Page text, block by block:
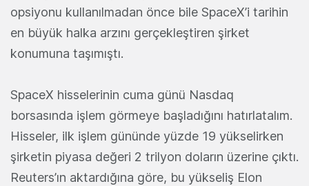
opsiyonu kullanılmadan önce bile SpaceX’i tarihin
en büyük halka arzını gerçekleştiren şirket
konumuna taşımıştı.
SpaceX hisselerinin cuma günü Nasdaq
borsasında işlem görmeye başladığını hatırlatalım.
Hisseler, ilk işlem gününde yüzde 19 yükselirken
şirketin piyasa değeri 2 trilyon doların üzerine çıktı.
Reuters’ın aktardığına göre, bu yükseliş Elon